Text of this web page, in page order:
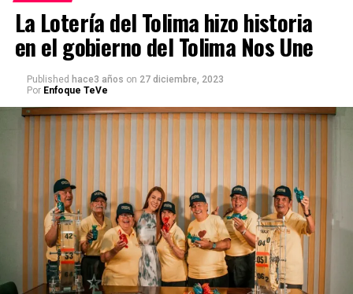
La Lotería del Tolima hizo historia
en el gobierno del Tolima Nos Une
Published hace3 años on 27 diciembre, 2023
Por Enfoque TeVe